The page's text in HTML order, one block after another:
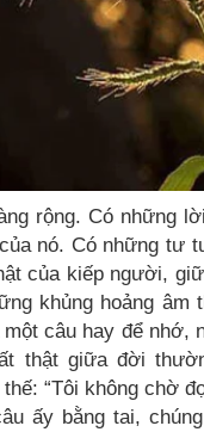
rộng. Có những
nó. Có những tư
của kiếp người,
khủng hoảng
câu hay để nhớ,
thật giữa đời
“Tôi không chờ
ấy bằng tai,